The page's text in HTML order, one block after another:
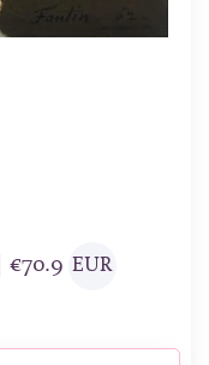
€70.9 EUR